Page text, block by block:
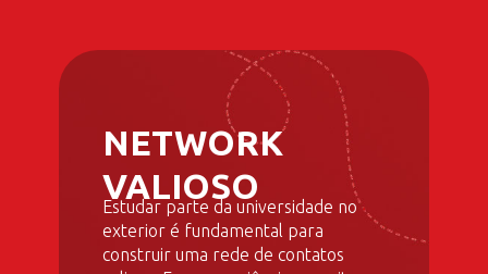
NETWORK
VALIOSO
Estudar parte da universidade no
exterior é fundamental para
construir uma rede de contatos